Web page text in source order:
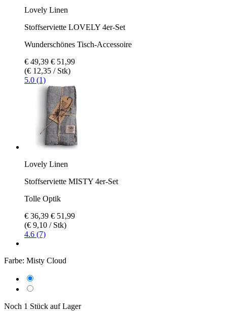
Lovely Linen
Stoffserviette LOVELY 4er-Set
Wunderschönes Tisch-Accessoire
€ 49,39 € 51,99
(€ 12,35 / Stk)
5.0 (1)
Lovely Linen
Stoffserviette MISTY 4er-Set
Tolle Optik
€ 36,39 € 51,99
(€ 9,10 / Stk)
4.6 (7)
Farbe: Misty Cloud
Noch 1 Stück auf Lager